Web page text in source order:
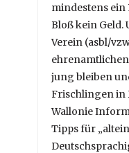
mindestens ein
Bloß kein
Verein (asbl/
jung bleiben
Frischlingen in
Wallonie
Tipps für